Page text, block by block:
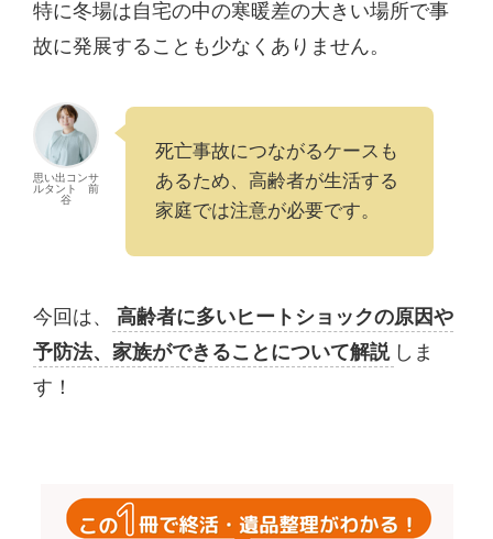
特に冬場は自宅の中の寒暖差の大きい場所で事
故に発展することも少なくありません。
思い出コンサ
ルタント 前
谷
死亡事故につながるケースも
あるため、高齢者が生活する
家庭では注意が必要です。
今回は、
高齢者に多いヒートショックの原因や
予防法、家族ができることについて解説 しま
す！